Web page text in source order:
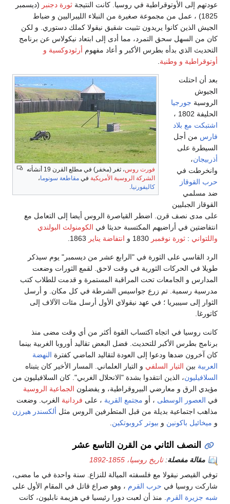
عودتهم إلى الأوتوقراطية في روسيا. كانت النتيجة ثورة دجنبر (ديسمبر
1825) ، عمل من مجموعة صغيرة من النبلاء الليبراليين و ضباط
الجيش الذين كانوا يريدون تثبيت شقيق نيقولا كملك دستوري. و لكن
كان من السهل سحق التمرد، مما أدى إلى ابتعاد نيكولاس عن برنامج
التحديث الذي بدأه بطرس الأكبر و أعاد مفهوم أرثودوكسية و
أوتوقراطية و وطنية.
فورت روس، ثغر (مخفر) في مطلع القرن 19 أنشأته
الشركة الروسية الأمريكية في مقاطعة سونوما،
كاليفورنيا.
بعد أن احتلت
الجيوش
الروسية جورجيا
الحليفة 1802 ،
اشتبكت مع بلاد
فارس من أجل
السيطرة على
أذربيجان،
وانخرطت في
حرب القوقاز
ضد مسلمي
القوقاز الجبليين
على مدى نصف قرن. اضطر القياصرة الروس أيضا إلى التعامل مع
انتفاضتين في أراضيهم المكتسبة حديثا في الكومنولث البولندي
واللتواني : ثورة نوفمبر انتفاضة يناير
الرد القاسي على الثورة في "الرابع عشر من ديسمبر" يوم سيذكر
طويلا في الحركات الثورية في وقت لاحق. لقمع الثورات وضعت
المدارس و الجامعات تحت المراقبة المستمرة و قدمت للطلاب كتب
مدرسية رسمية. تم زرع جواسيس الشرطة في كل مكان. و أرسل
الثوار إلى سيبيريا ؛ في عهد نيقولاي الأول أرسل مئات الآلاف إلى
كاتورغا.
كانت روسيا في اتجاه اكتساب القوة أكثر من أي وقت مضى منذ
برنامج بطرس الأكبر للتحديث. فضل البعض تقاليد أوروبا الغربية بينما
كان آخرون ضدها ودعوا إلى العودة لتقاليد الماضي كفترة النهضة
العربية بين التيار السلفي و التيار العلماني. المسار الأخير كان يتبناه
السلافيليون، الذين انتقدوا بشدة "الانحلال الغربي". كان السلافيليون من
مؤيدي الرق و معارضي البيروقراطية، و يفضلون الجماعية الروسية
في العصور الوسطى ، أو مجتمع القرية ، على فردانية الغرب. وضعت
مذاهب اجتماعية بديلة من قبل المتطرفين الروس مثل ألكسندر هيرزن
و ميخائيل باكونين و بيوتر كروبوتكين.
النصف الثاني من القرن التاسع عشر
مقالة مفصلة:تاريخ روسيا، 1855-1892
توفي القيصر نيقولا مع فلسفته الميالة للنزاع. سنة واحدة في ما مضى،
شاركت روسيا في حرب القرم ، وهو صراع قاتل في المقام الأول على
شبه جزيرة القرم. منذ أن لعبت دورا رئيسيا في هزيمة نابليون، كانت